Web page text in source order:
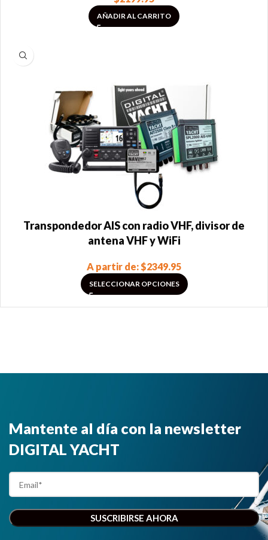
AÑADIR AL CARRITO
Transpondedor AIS con radio VHF, divisor de
antena VHF y WiFi
A partir de:$2349.95
SELECCIONAR OPCIONES
Mantente al día con la newsletter
DIGITAL YACHT